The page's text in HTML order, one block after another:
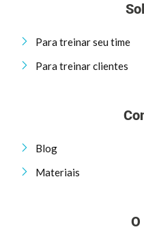
Para treinar seu time
Para treinar clientes
Blog
Materiais
O